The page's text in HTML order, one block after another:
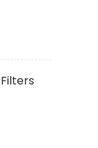
Filters